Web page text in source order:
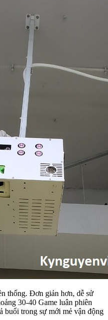
thống. Đơn giản hơn, dễ sử
30-40 Game luân phiên
buổi trong sự mới mẻ vận động